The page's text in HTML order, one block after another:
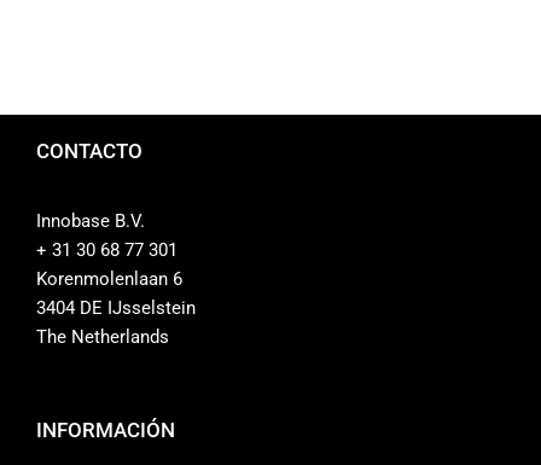
CONTACTO
Innobase B.V.
+ 31 30 68 77 301
Korenmolenlaan 6
3404 DE IJsselstein
The Netherlands
INFORMACIÓN